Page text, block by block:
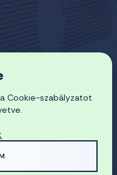
Cookie-szabályzatot